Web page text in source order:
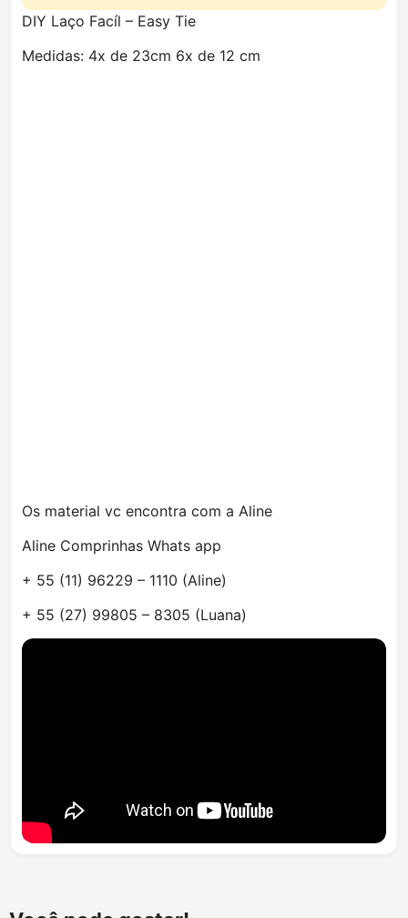
DIY Laço Facíl – Easy Tie
Medidas: 4x de 23cm 6x de 12 cm
Os material vc encontra com a Aline
Aline Comprinhas Whats app
+ 55 (11) 96229 – 1110 (Aline)
+ 55 (27) 99805 – 8305 (Luana)